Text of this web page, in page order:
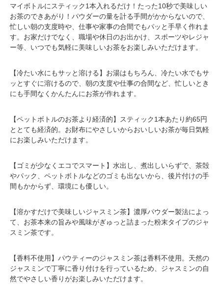
マイボトルにスティック1本入れるだけ！たった10秒で美味しい
お茶のできあがり！パウダーの量を計る手間がかからないので、
忙しい朝の支度時や、仕事や家事の合間でもパッと手早く作れま
す。お家だけでなく、職場や休日のお出かけ、スポーツやレジャ
ー等、いつでも気軽に美味しいお茶をお楽しみいただけます。
【冷たい水にもサッと溶ける】お湯はもちろん、冷たい水でもサ
ッとすぐに溶けるので、朝の支度や仕事の合間など、忙しいとき
にも手間なくかんたんにお茶が作れます。
【ペットボトルのお茶より経済的】スティック1本あたり約65円
ととても経済的。お財布にやさしいからおいしいお茶が毎日気軽
にお楽しみいただけます。
【ゴミが少なくエコでスマート】水出し、煮出しいらずで、茶殻
やパック、ペットボトルなどのゴミも出ないから、後片付けの手
間もかからず、環境にも優しい。
【溶かすだけで美味しいジャスミン茶】濃厚パウダー製法によっ
て、お茶本来の旨みや風味がぎゅっと詰まった粉末タイプのジャ
スミン茶です。
【香料不使用】パウティーのジャスミン茶は香料不使用。天然の
ジャスミンで丁寧に香り付けを行っているため、ジャスミンの自
然でやさしい香りがお楽しみいただけます。